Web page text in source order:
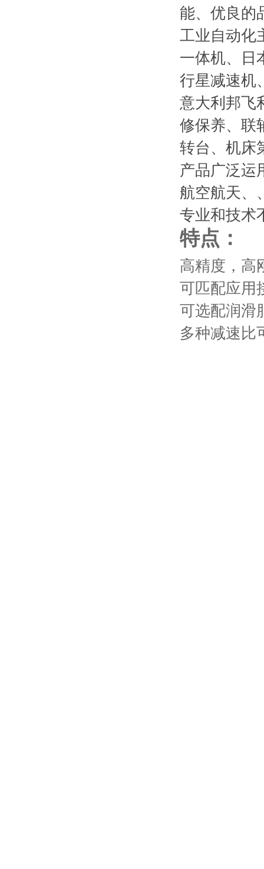
能、优良的
工业自动化
一体机、日
行星减速机
意大利邦飞
修保养、联
转台、机床
产品广泛运
航空航天、
专业和技术
特点：
高精度，高
可匹配应用
可选配润滑
多种减速比